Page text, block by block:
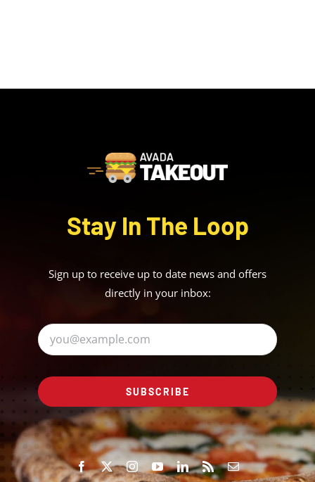
Stay In The Loop
Sign up to receive up to date news and offers
directly in your inbox:
SUBSCRIBE